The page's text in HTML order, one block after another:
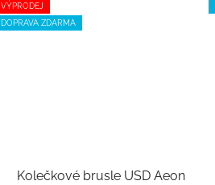
VÝPRODEJ
DOPRAVA ZDARMA
Kolečkové brusle USD Aeon